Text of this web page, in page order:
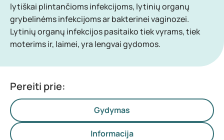
lytiškai plintančioms infekcijoms, lytinių organų
grybelinėms infekcijoms ar bakterinei vaginozei.
Lytinių organų infekcijos pasitaiko tiek vyrams, tiek
moterims ir, laimei, yra lengvai gydomos.
Pereiti prie:
Gydymas
Informacija